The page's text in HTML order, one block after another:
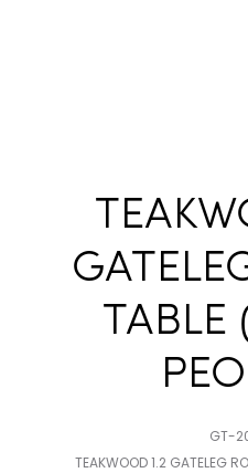
TABLE
GT-
TEAKWOOD 1.2 GATELEG